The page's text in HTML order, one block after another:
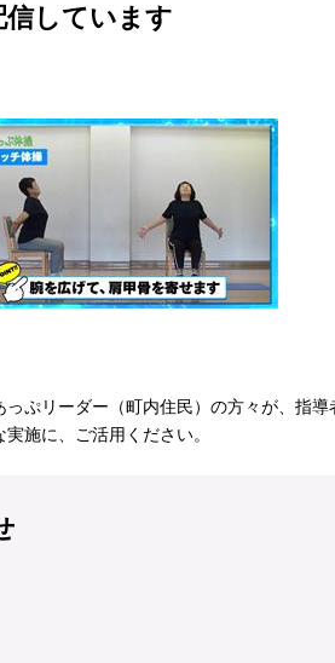
しています
ぷリーダー（町内住民）の方々が、指導
施に、ご活用ください。